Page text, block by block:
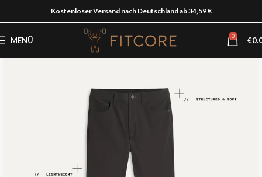
Kostenloser Versand nach Deutschland ab 34,59 €
MENÜ 0 €